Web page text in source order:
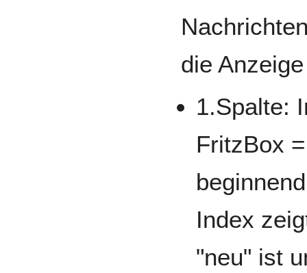
die
1.Spalte:
FritzBox
Index
"neu" ist